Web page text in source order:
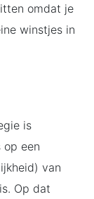
omdat je
winstjes in
is
een
van
Op dat